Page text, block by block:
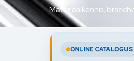
Materiaalkennis,
ONLINE CATALOGUS